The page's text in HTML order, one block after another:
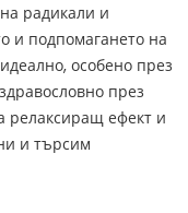
радикали и
и подпомагането на
особено през
през
релаксиращ ефект и
и търсим